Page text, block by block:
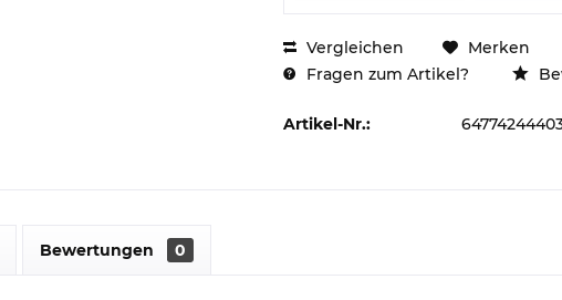
Vergleichen
Merken
Fragen zum Artikel?
Artikel-Nr.:
Bewertungen 0